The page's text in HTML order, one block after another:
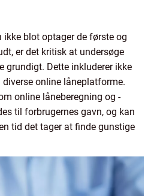
ikke blot optager de første og
er det kritisk at undersøge
grundigt. Dette inkluderer ikke
diverse online låneplatforme.
online låneberegning og -
til forbrugernes gavn, og kan
tid det tager at finde gunstige